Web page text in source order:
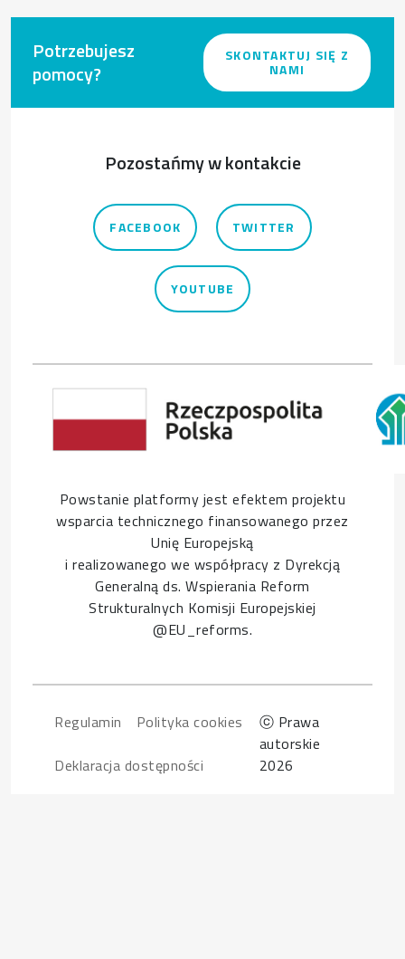
Potrzebujesz
pomocy?
SKONTAKTUJ SIĘ Z
NAMI
Pozostańmy w kontakcie
FACEBOOK TWITTER
YOUTUBE
Powstanie platformy jest efektem projektu
wsparcia technicznego finansowanego przez
Unię Europejską
i realizowanego we współpracy z Dyrekcją
Generalną ds. Wspierania Reform
Strukturalnych Komisji Europejskiej
@EU_reforms.
Regulamin
Polityka cookies
Deklaracja dostępności
ⓒ Prawa
autorskie
2026